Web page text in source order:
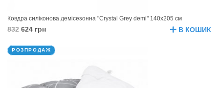
Ковдра силіконова демісезонна "Crystal Grey demi" 140х205 см
832 624 грн В КОШИК
РОЗПРОДАЖ